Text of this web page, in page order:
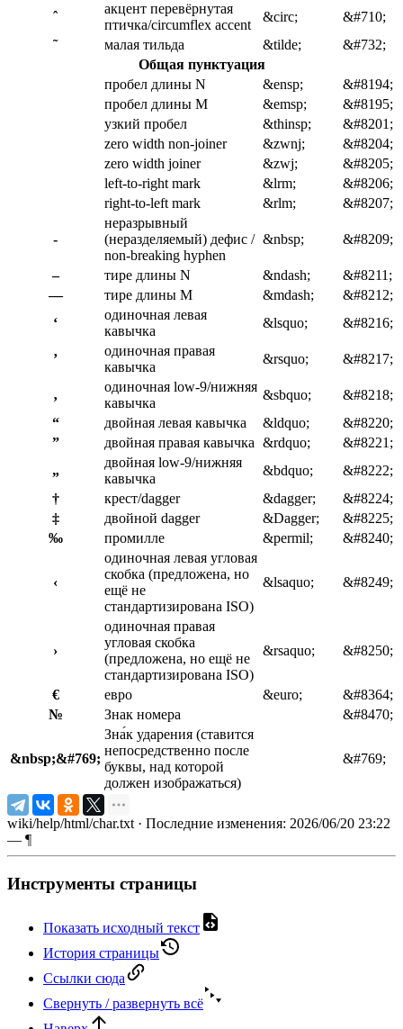
ˆ
акцент перевёрнутая
птичка/circumflex accent
&circ;
&#710;
˜
малая тильда &tilde;
&#732;
Общая пунктуация
пробел длины N
&ensp;
&#8194;
пробел длины M
&emsp;
&#8195;
узкий пробел
&thinsp;
&#8201;
zero width non-joiner
&zwnj;
&#8204;
zero width joiner
&zwj;
&#8205;
left-to-right mark
&lrm;
&#8206;
right-to-left mark
&rlm; &#8207;
‑
неразрывный
(неразделяемый) дефис /
non-breaking hyphen
&nbsp; &#8209;
– тире длины N &ndash;
&#8211;
—
тире длины M &mdash;
&#8212;
‘
одиночная левая
кавычка
&lsquo; &#8216;
’
одиночная правая
кавычка
&rsquo; &#8217;
‚
одиночная low-9/нижняя
кавычка
&sbquo;
&#8218;
“
двойная левая кавычка &ldquo;
&#8220;
”
двойная правая кавычка &rdquo;
&#8221;
„
двойная low-9/нижняя
кавычка
&bdquo;
&#8222;
†
крест/dagger &dagger;
&#8224;
‡
двойной dagger &Dagger;
&#8225;
‰
промилле &permil; &#8240;
‹
одиночная левая угловая
скобка (предложена, но
ещё не
стандартизирована ISO)
&lsaquo; &#8249;
›
одиночная правая
угловая скобка
(предложена, но ещё не
стандартизирована ISO)
&rsaquo; &#8250;
€ евро &euro;
&#8364;
№
Знак номера &#8470;
&nbsp;&#769;
Зна́к ударения (ставится
непосредственно после
буквы, над которой
должен изображаться)
&#769;
wiki/help/html/char.txt · Последние изменения: 2026/06/20 23:22
— ¶
Инструменты страницы
Показать исходный текст
История страницы
Ссылки сюда
Свернуть / развернуть всё